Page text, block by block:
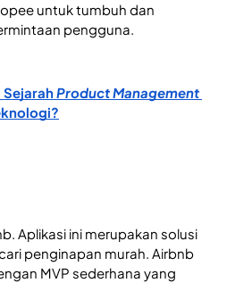
untuk tumbuh dan
pengguna.
Sejarah Product Management
Aplikasi ini merupakan solusi
penginapan murah. Airbnb
MVP sederhana yang